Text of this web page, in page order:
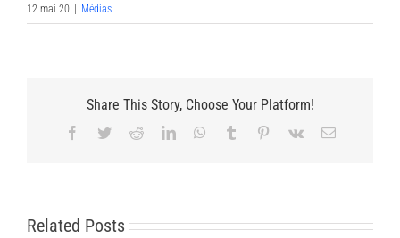
12 mai 20 | Médias
Share This Story, Choose Your Platform!
Facebook
TwitterRedditLinkedInWhatsApp
Tumblr Pinterest
Vk Email
Related Posts